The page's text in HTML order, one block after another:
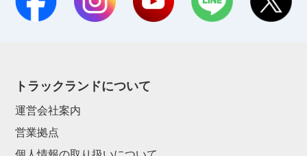
トラックランドについて
運営会社案内
営業拠点